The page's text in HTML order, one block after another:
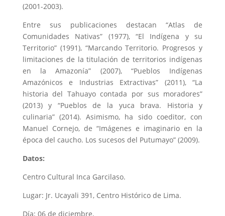
(2001-2003).
Entre sus publicaciones destacan “Atlas de
Comunidades Nativas” (1977), “El Indígena y su
Territorio” (1991), “Marcando Territorio. Progresos y
limitaciones de la titulación de territorios indígenas
en la Amazonía” (2007), “Pueblos Indígenas
Amazónicos e Industrias Extractivas” (2011), “La
historia del Tahuayo contada por sus moradores”
(2013) y “Pueblos de la yuca brava. Historia y
culinaria” (2014). Asimismo, ha sido coeditor, con
Manuel Cornejo, de “Imágenes e imaginario en la
época del caucho. Los sucesos del Putumayo” (2009).
Datos:
Centro Cultural Inca Garcilaso.
Lugar: Jr. Ucayali 391, Centro Histórico de Lima.
Día: 06 de diciembre.